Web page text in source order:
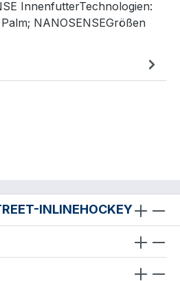
InnenfutterTechnologien:
NANOSENSEGrößen
INLINEHOCKEY